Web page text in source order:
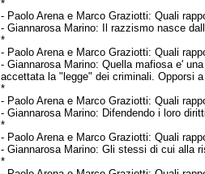
*
- Paolo Arena e Marco Graziotti:Quali
-Giannarosa Marino:
Il razzismo nasce
*
- Paolo Arena e Marco Graziotti:Quali
-Giannarosa Marino:Quella mafiosa e'
accettata la "legge" dei criminali. Opporsi
*
- Paolo Arena e Marco Graziotti:Quali
-Giannarosa Marino: Difendendo i loro
*
- Paolo Arena e Marco Graziotti:Quali
-Giannarosa Marino: Gli stessi di cui alla
*